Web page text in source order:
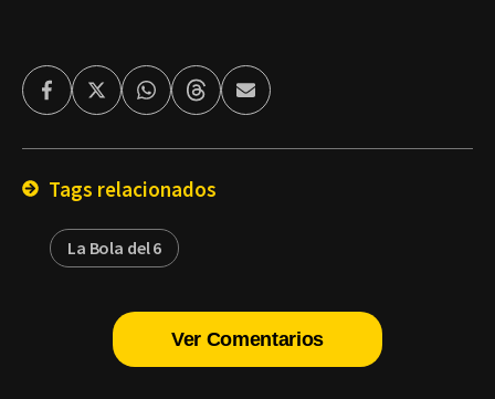
FacebookTwitterWhatsappThreadsEnviar
por
Tags relacionados
La Bola del 6
Ver Comentarios